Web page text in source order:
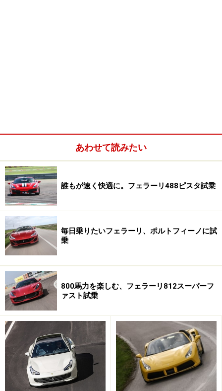
最高出力600ps/最大トルク760Nmを発生する3.9LのV8ターボ
を搭載。0-100km/h加速3.5秒、最高速度は320km/hを誇る
とはいえ、その後継モデルの開発は、前述した基本コン
セプトを継承すること以外、まったくの白紙からスター
ボモデル）と同じ構成、すなわちF154型3.9L直噴V8ツイ
ンターボ＋7速DCTとしたが、エンジン、ミッションと
もに大幅な改良が施されており、フルモデルチェンジに
ふさわしい内容だ。
リトラクタブルハードトップを採用、開閉時間は14秒とな
る。可動メカニズムなどは完全新設計とされた
そんなポルトフィーノの国際試乗会は、イタリア半島の
あわせて読みたい
誰もが速く快適に。フェラーリ488ピスタ試乗
毎日乗りたいフェラーリ、ポルトフィーノに試
乗
800馬力を楽しむ、フェラーリ812スーパーフ
ァスト試乗